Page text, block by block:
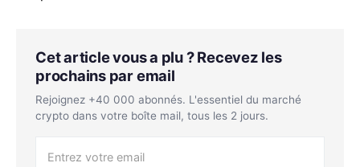
Cet article vous a plu ? Recevez les
prochains par email
Rejoignez +40 000 abonnés. L'essentiel du marché
crypto dans votre boîte mail, tous les 2 jours.